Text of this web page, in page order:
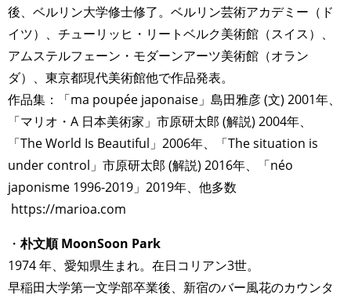
後、ベルリン大学修士修了。ベルリン芸術アカデミー（ド
イツ）、チューリッヒ・リートベルク美術館（スイス）、
アムステルフェーン・モダーンアーツ美術館（オラン
ダ）、東京都現代美術館他で作品発表。
作品集：「ma poupée japonaise」島田雅彦 (文) 2001年、
「マリオ・A 日本美術家」市原研太郎 (解説) 2004年、
「The World Is Beautiful」2006年、「The situation is
under control」市原研太郎 (解説) 2016年、「néo
japonisme 1996-2019」2019年、他多数
https://marioa.com
・朴文順 MoonSoon Park
1974 年、愛知県生まれ。在日コリアン3世。
早稲田大学第一文学部卒業後、新宿のバー風花のカウンタ